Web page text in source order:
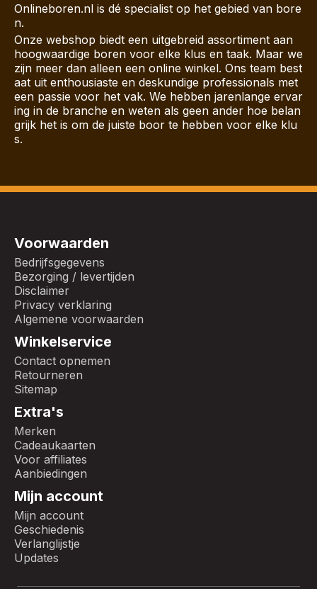
Onlineboren.nl is dé specialist op het gebied van bore
n.
Onze webshop biedt een uitgebreid assortiment aan
hoogwaardige boren voor elke klus en taak. Maar we
zijn meer dan alleen een online winkel. Ons team best
aat uit enthousiaste en deskundige professionals met
een passie voor het vak. We hebben jarenlange ervar
ing in de branche en weten als geen ander hoe belan
grijk het is om de juiste boor te hebben voor elke klu
s.
Voorwaarden
Bedrijfsgegevens
Bezorging / levertijden
Disclaimer
Privacy verklaring
Algemene voorwaarden
Winkelservice
Contact opnemen
Retourneren
Sitemap
Extra's
Merken
Cadeaukaarten
Voor affiliates
Aanbiedingen
Mijn account
Mijn account
Geschiedenis
Verlanglijstje
Updates